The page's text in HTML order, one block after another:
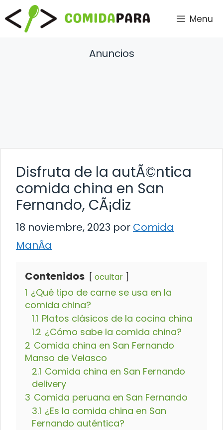
Saltar
al
contenido
Menu
Anuncios
Disfruta de la autÃ©ntica
comida china en San
Fernando, CÃ¡diz
18 noviembre, 2023 por Comida
ManÃ­a
Contenidos ocultar
1 ¿Qué tipo de carne se usa en la
comida china?
1.1 Platos clásicos de la cocina china
1.2 ¿Cómo sabe la comida china?
2 Comida china en San Fernando
Manso de Velasco
2.1 Comida china en San Fernando
delivery
3 Comida peruana en San Fernando
3.1 ¿Es la comida china en San
Fernando auténtica?